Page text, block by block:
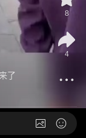
了
8
4